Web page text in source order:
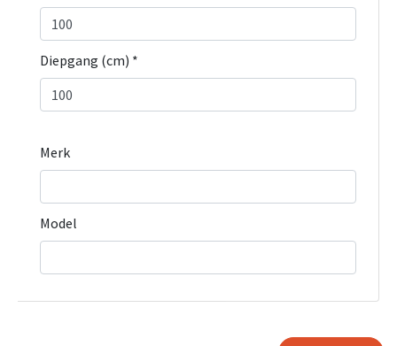
Diepgang (cm) *
Merk
Model